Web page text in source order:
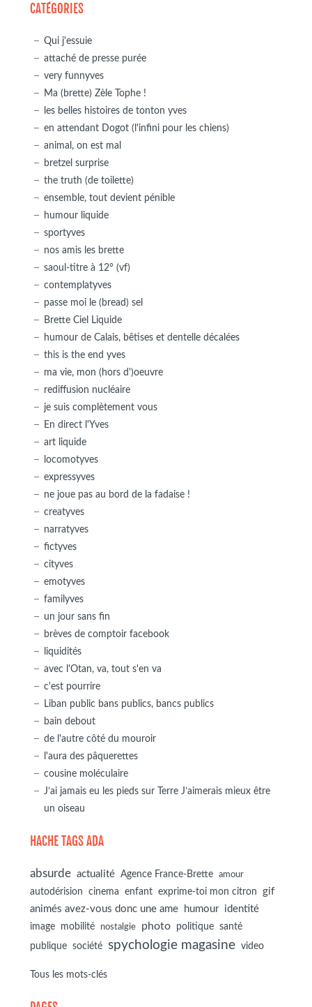
CATÉGORIES
Qui j'essuie
attaché de presse purée
very funnyves
Ma (brette) Zèle Tophe !
les belles histoires de tonton yves
en attendant Dogot (l'infini pour les chiens)
animal, on est mal
bretzel surprise
the truth (de toilette)
ensemble, tout devient pénible
humour liquide
sportyves
nos amis les brette
saoul-titre à 12° (vf)
contemplatyves
passe moi le (bread) sel
Brette Ciel Liquide
humour de Calais, bêtises et dentelle décalées
this is the end yves
ma vie, mon (hors d')oeuvre
rediffusion nucléaire
je suis complètement vous
En direct l'Yves
art liquide
locomotyves
expressyves
ne joue pas au bord de la fadaise !
creatyves
narratyves
fictyves
cityves
emotyves
familyves
un jour sans fin
brèves de comptoir facebook
liquidités
avec l'Otan, va, tout s'en va
c'est pourrire
Liban public bans publics, bancs publics
bain debout
de l'autre côté du mouroir
l'aura des pâquerettes
cousine moléculaire
J’ai jamais eu les pieds sur Terre J’aimerais mieux être
un oiseau
HACHE TAGS ADA
absurde actualité Agence France-Brette amour
autodérision cinema enfant exprime-toi mon citron
gif
animés avez-vous donc une ame
humour identité
image mobilité nostalgie photo politique
santé
publique
société spychologie magasine video
Tous les mots-clés